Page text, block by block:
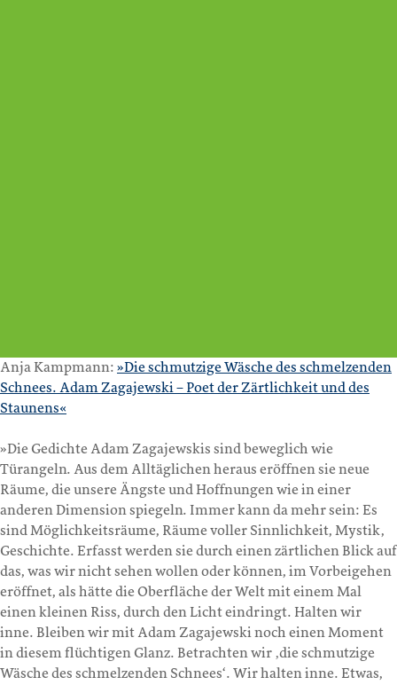
Anja Kampmann: »Die schmutzige Wäsche des schmelzenden
Schnees. Adam Zagajewski – Poet der Zärtlichkeit und des
Staunens«
»Die Gedichte Adam Zagajewskis sind beweglich wie
Türangeln. Aus dem Alltäglichen heraus eröffnen sie neue
Räume, die unsere Ängste und Hoffnungen wie in einer
anderen Dimension spiegeln. Immer kann da mehr sein: Es
sind Möglichkeitsräume, Räume voller Sinnlichkeit, Mystik,
Geschichte. Erfasst werden sie durch einen zärtlichen Blick auf
das, was wir nicht sehen wollen oder können, im Vorbeigehen
eröffnet, als hätte die Oberfläche der Welt mit einem Mal
einen kleinen Riss, durch den Licht eindringt. Halten wir
inne. Bleiben wir mit Adam Zagajewski noch einen Moment
in diesem flüchtigen Glanz. Betrachten wir ‚die schmutzige
Wäsche des schmelzenden Schnees‘. Wir halten inne. Etwas,